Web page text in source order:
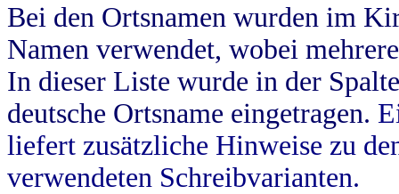
Bei den Ortsnamen wurden im
Namen verwendet, wobei
In dieser Liste wurde in der
deutsche Ortsname eingetragen.
liefert zusätzliche Hinweise zu
verwendeten Schreibvarianten.